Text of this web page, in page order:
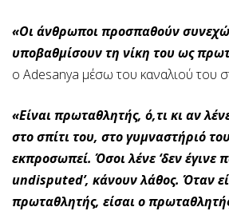
«Οι άνθρωποι προσπαθούν
υποβαθμίσουν τη νίκη του ως
ο Adesanya μέσω του καναλιού του
«Είναι πρωταθλητής, ό,τι κι αν
στο σπίτι του, στο γυμναστήριό
εκπροσωπεί. Όσοι λένε ‘δεν έγινε
undisputed’, κάνουν λάθος. Όταν
πρωταθλητής, είσαι ο